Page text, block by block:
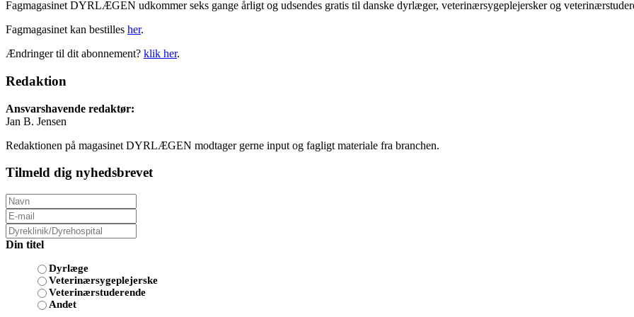
Fagmagasinet DYRLÆGEN udkommer seks gange årligt og udsendes gratis til danske dyrlæger, veterinærsygeplejersker og
Fagmagasinet kan bestilles her.
Ændringer til dit abonnement? klik her.
Redaktion
Ansvarshavende redaktør:
Jan B. Jensen
Redaktionen på magasinet DYRLÆGEN modtager gerne input og fagligt materiale fra branchen.
Tilmeld dig nyhedsbrevet
Din titel
Dyrlæge
Veterinærsygeplejerske
Veterinærstuderende
Andet